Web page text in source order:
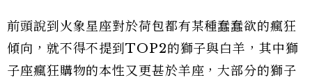
前頭說到火象星座對於荷包都有某種蠢蠢欲的瘋狂
傾向，就不得不提到TOP2的獅子與白羊，其中獅
子座瘋狂購物的本性又更甚於羊座，大部分的獅子